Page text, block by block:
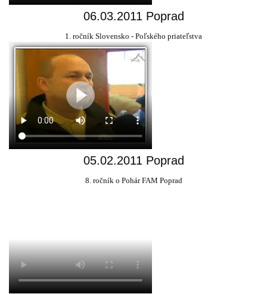
06.03.2011 Poprad
1. ročník Slovensko - Poľského priateľstva
05.02.2011 Poprad
8. ročník o Pohár FAM Poprad